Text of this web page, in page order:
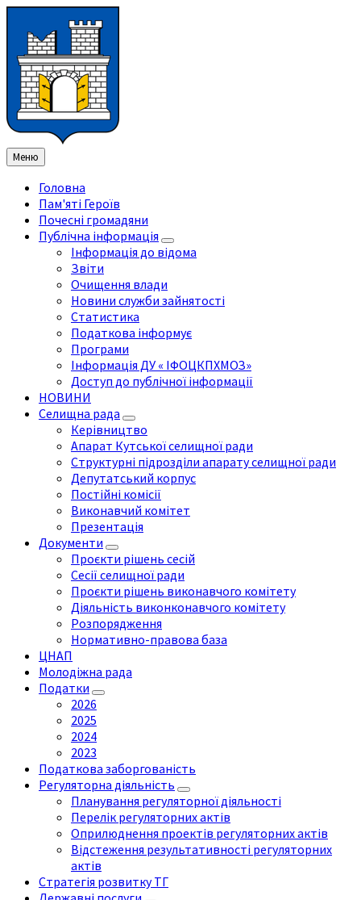
змісту
ліву
бічну
панель
праву
бічну
панель
нижнього
колонтитула
Меню
Головна
Пам'яті Героїв
Почесні громадяни
Публічна інформація
Інформація до відома
Звіти
Очищення влади
Новини служби зайнятості
Статистика
Податкова інформує
Програми
Інформація ДУ « ІФОЦКПХМОЗ»
Доступ до публічної інформації
НОВИНИ
Селищна рада
Керівництво
Апарат Кутської селищної ради
Структурні підрозділи апарату селищної ради
Депутатський корпус
Постійні комісії
Виконавчий комітет
Презентація
Документи
Проєкти рішень сесій
Сесії селищної ради
Проєкти рішень виконавчого комітету
Діяльність виконконавчого комітету
Розпорядження
Нормативно-правова база
ЦНАП
Молодіжна рада
Податки
2026
2025
2024
2023
Податкова заборгованість
Регуляторна діяльність
Планування регуляторної діяльності
Перелік регуляторних актів
Оприлюднення проектів регуляторних актів
Відстеження результативності регуляторних
актів
Стратегія розвитку ТГ